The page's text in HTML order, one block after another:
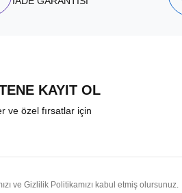
KAYIT OL
ve özel fırsatlar için
ve Gizlilik Politikamızı kabul etmiş olursunuz.